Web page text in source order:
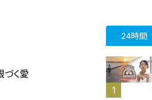
づく愛
24時間
1